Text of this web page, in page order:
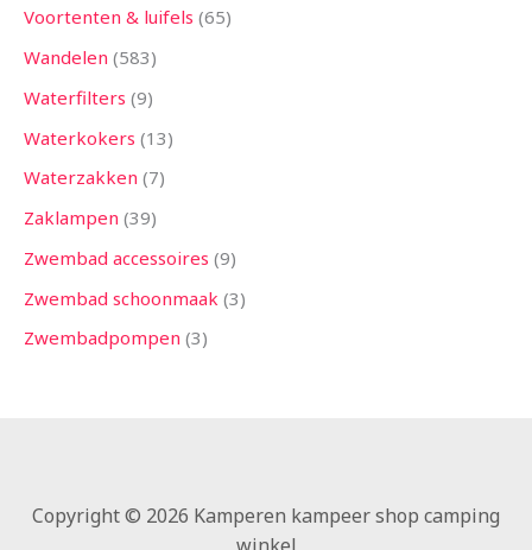
Voortenten & luifels 65
Wandelen 583
Waterfilters 9
Waterkokers 13
Waterzakken 7
Zaklampen 39
Zwembad accessoires 9
Zwembad schoonmaak 3
Zwembadpompen 3
Copyright © 2026 Kamperen kampeer shop camping